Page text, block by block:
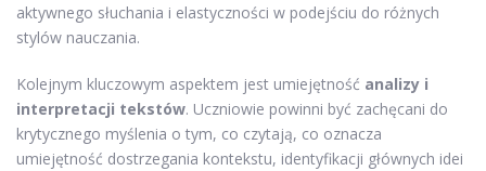
aktywnego słuchania i elastyczności w podejściu do różnych
stylów nauczania.
Kolejnym kluczowym aspektem jest umiejętność analizy i
interpretacji tekstów. Uczniowie powinni być zachęcani do
krytycznego myślenia o tym, co czytają, co oznacza
umiejętność dostrzegania kontekstu, identyfikacji głównych idei